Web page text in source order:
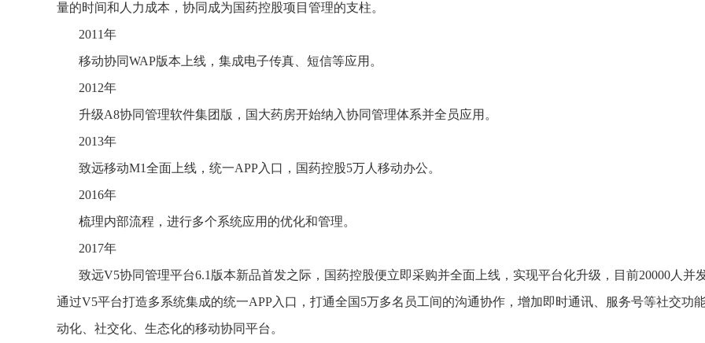
量的时间和人力成本，协同成为国药控股项目管理的支柱。
2011年
移动协同WAP版本上线，集成电子传真、短信等应用。
2012年
升级A8协同管理软件集团版，国大药房开始纳入协同管理体系并全员应用。
2013年
致远移动M1全面上线，统一APP入口，国药控股5万人移动办公。
2016年
梳理内部流程，进行多个系统应用的优化和管理。
2017年
致远V5协同管理平台6.1版本新品首发之际，国药控股便立即采购并全面上线，实现平台化升级，目前20000人并发
通过V5平台打造多系统集成的统一APP入口，打通全国5万多名员工间的沟通协作，增加即时通讯、服务号等社交功
动化、社交化、生态化的移动协同平台。